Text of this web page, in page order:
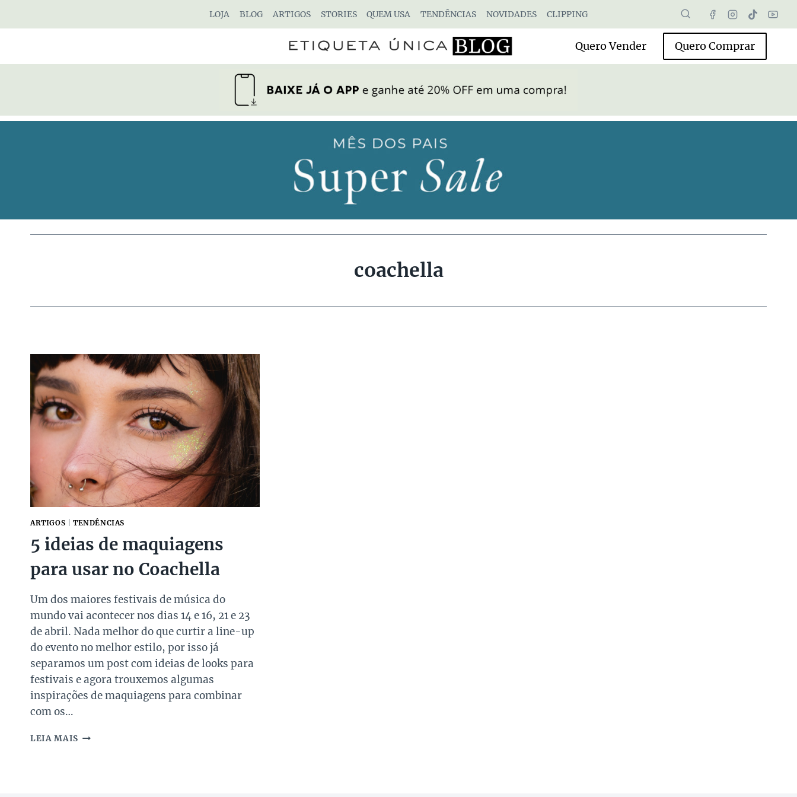
LOJA BLOG ARTIGOS STORIES QUEM USA TENDÊNCIAS NOVIDADES CLIPPING
Quero Vender Quero Comprar
coachella
ARTIGOS TENDÊNCIAS
5 ideias de maquiagens
para usar no Coachella
Um dos maiores festivais de música do
mundo vai acontecer nos dias 14 e 16, 21 e 23
de abril. Nada melhor do que curtir a line-up
do evento no melhor estilo, por isso já
separamos um post com ideias de looks para
festivais e agora trouxemos algumas
inspirações de maquiagens para combinar
com os…
LEIA MAIS 5